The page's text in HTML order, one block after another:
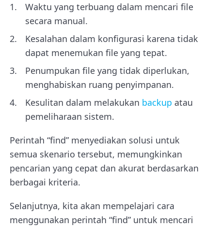
Waktu yang terbuang dalam mencari file
secara manual.
Kesalahan dalam konfigurasi karena tidak
dapat menemukan file yang tepat.
Penumpukan file yang tidak diperlukan,
menghabiskan ruang penyimpanan.
Kesulitan dalam melakukan backup atau
pemeliharaan sistem.
Perintah “find” menyediakan solusi untuk
semua skenario tersebut, memungkinkan
pencarian yang cepat dan akurat berdasarkan
berbagai kriteria.
Selanjutnya, kita akan mempelajari cara
menggunakan perintah “find” untuk mencari